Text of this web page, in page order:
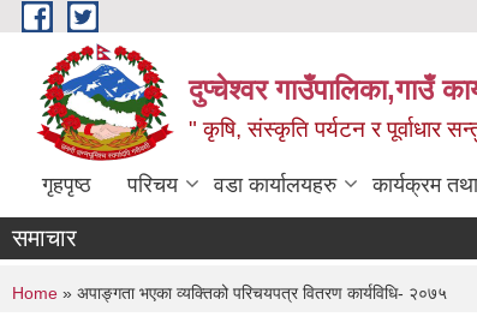
Skip to main content
दुप्चेश्वर गाउँपालिका,गाउँ
" कृषि, संस्कृति पर्यटन र पूर्वाधार
गृहपृष्ठ परिचय वडा कार्यालयहरु कार्यक्रम
समाचार
You are here
Home » अपाङ्गता भएका व्यक्तिको परिचयपत्र वितरण कार्यविधि- २०७५